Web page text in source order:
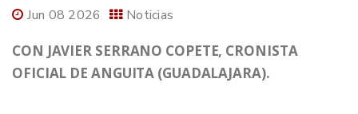
Jun 08 2026 Noticias
CON JAVIER SERRANO COPETE, CRONISTA
OFICIAL DE ANGUITA (GUADALAJARA).